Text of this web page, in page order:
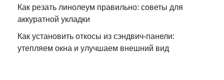
Как резать линолеум правильно: советы для
аккуратной укладки
Как установить откосы из сэндвич-панели:
утепляем окна и улучшаем внешний вид